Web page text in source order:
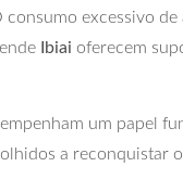
consumo excessivo
Ibiai oferecem
um papel
a reconquistar